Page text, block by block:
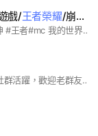
戲/王者榮耀/崩鐵/世界計畫/二次元
歡迎大家一起進來聊天一起玩遊戲 #原神 #王者#mc 我的世界#世界計畫#崩鐵#終末地#元氣騎士前傳#二次元#圖片
聊天討論，揪團上分！管理員已換人，社群活躍，歡迎老群友回歸唷～